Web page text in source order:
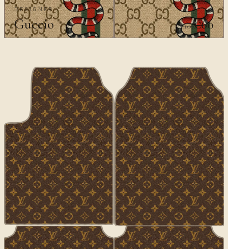
DESIGNER
Guccio €100€60